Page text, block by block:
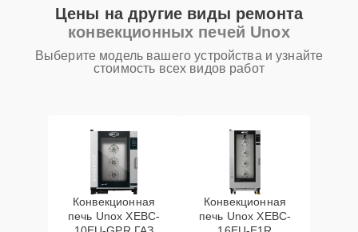
Цены на другие виды ремонта
конвекционных печей Unox
Выберите модель вашего устройства и узнайте
стоимость всех видов работ
Конвекционная
печь Unox XEBC-
Конвекционная
печь Unox XEBC-